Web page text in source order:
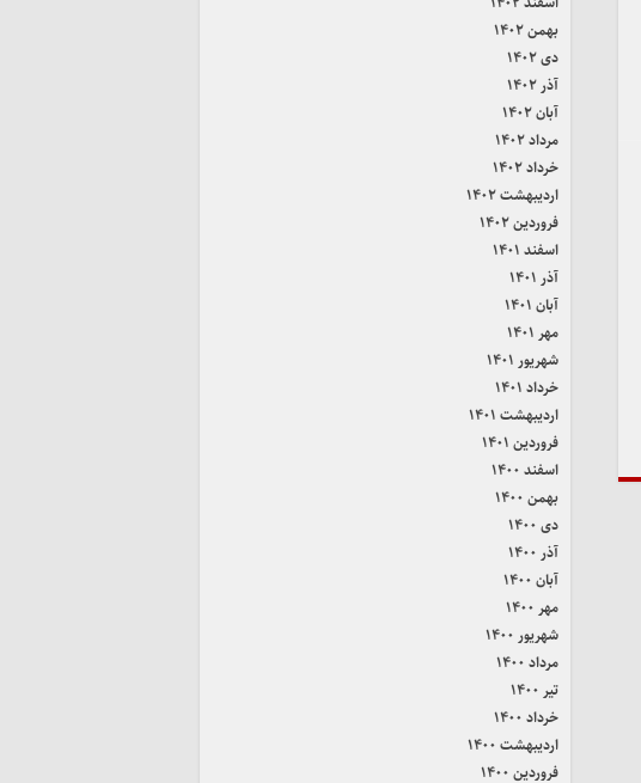
بهمن ۱۴۰۲
دی ۱۴۰۲
آذر ۱۴۰۲
آبان ۱۴۰۲
مرداد ۱۴۰۲
خرداد ۱۴۰۲
اردیبهشت ۱۴۰۲
فروردین ۱۴۰۲
اسفند ۱۴۰۱
آذر ۱۴۰۱
آبان ۱۴۰۱
مهر ۱۴۰۱
شهریور ۱۴۰۱
خرداد ۱۴۰۱
اردیبهشت ۱۴۰۱
فروردین ۱۴۰۱
اسفند ۱۴۰۰
بهمن ۱۴۰۰
دی ۱۴۰۰
آذر ۱۴۰۰
آبان ۱۴۰۰
مهر ۱۴۰۰
شهریور ۱۴۰۰
مرداد ۱۴۰۰
تیر ۱۴۰۰
خرداد ۱۴۰۰
اردیبهشت ۱۴۰۰
فروردین ۱۴۰۰